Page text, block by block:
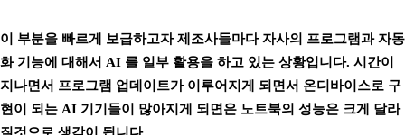
이 부분을 빠르게 보급하고자 제조사들마다 자사의 프로그램과 자동
화 기능에 대해서 AI 를 일부 활용을 하고 있는 상황입니다. 시간이
지나면서 프로그램 업데이트가 이루어지게 되면서 온디바이스로 구
현이 되는 AI 기기들이 많아지게 되면은 노트북의 성능은 크게 달라